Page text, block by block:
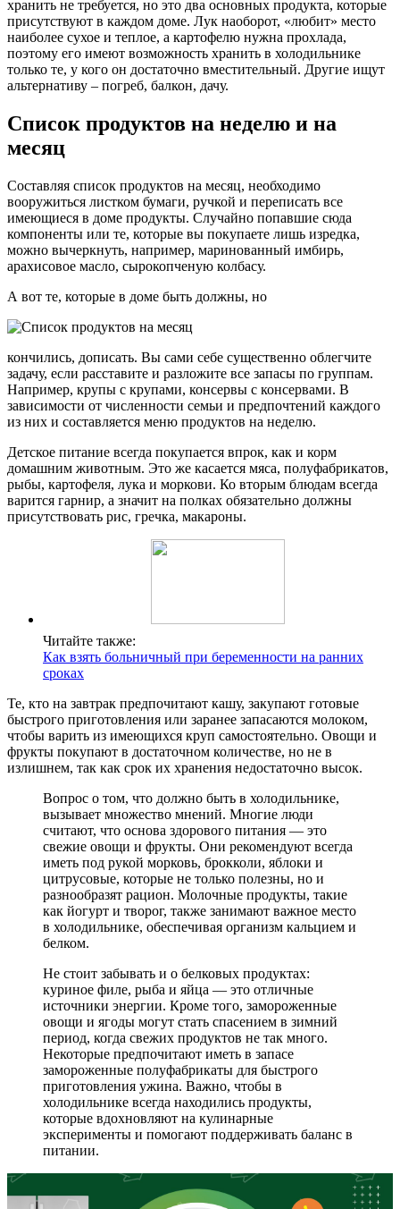
хранить не требуется, но это два основных продукта, которые
присутствуют в каждом доме. Лук наоборот, «любит» место
наиболее сухое и теплое, а картофелю нужна прохлада,
поэтому его имеют возможность хранить в холодильнике
только те, у кого он достаточно вместительный. Другие ищут
альтернативу – погреб, балкон, дачу.
Список продуктов на неделю и на
месяц
Составляя список продуктов на месяц, необходимо
вооружиться листком бумаги, ручкой и переписать все
имеющиеся в доме продукты. Случайно попавшие сюда
компоненты или те, которые вы покупаете лишь изредка,
можно вычеркнуть, например, маринованный имбирь,
арахисовое масло, сырокопченую колбасу.
А вот те, которые в доме быть должны, но
кончились, дописать. Вы сами себе существенно облегчите
задачу, если расставите и разложите все запасы по группам.
Например, крупы с крупами, консервы с консервами. В
зависимости от численности семьи и предпочтений каждого
из них и составляется меню продуктов на неделю.
Детское питание всегда покупается впрок, как и корм
домашним животным. Это же касается мяса, полуфабрикатов,
рыбы, картофеля, лука и моркови. Ко вторым блюдам всегда
варится гарнир, а значит на полках обязательно должны
присутствовать рис, гречка, макароны.
Читайте также:
Как взять больничный при беременности на ранних
сроках
Те, кто на завтрак предпочитают кашу, закупают готовые
быстрого приготовления или заранее запасаются молоком,
чтобы варить из имеющихся круп самостоятельно. Овощи и
фрукты покупают в достаточном количестве, но не в
излишнем, так как срок их хранения недостаточно высок.
Вопрос о том, что должно быть в холодильнике,
вызывает множество мнений. Многие люди
считают, что основа здорового питания — это
свежие овощи и фрукты. Они рекомендуют всегда
иметь под рукой морковь, брокколи, яблоки и
цитрусовые, которые не только полезны, но и
разнообразят рацион. Молочные продукты, такие
как йогурт и творог, также занимают важное место
в холодильнике, обеспечивая организм кальцием и
белком.
Не стоит забывать и о белковых продуктах:
куриное филе, рыба и яйца — это отличные
источники энергии. Кроме того, замороженные
овощи и ягоды могут стать спасением в зимний
период, когда свежих продуктов не так много.
Некоторые предпочитают иметь в запасе
замороженные полуфабрикаты для быстрого
приготовления ужина. Важно, чтобы в
холодильнике всегда находились продукты,
которые вдохновляют на кулинарные
эксперименты и помогают поддерживать баланс в
питании.